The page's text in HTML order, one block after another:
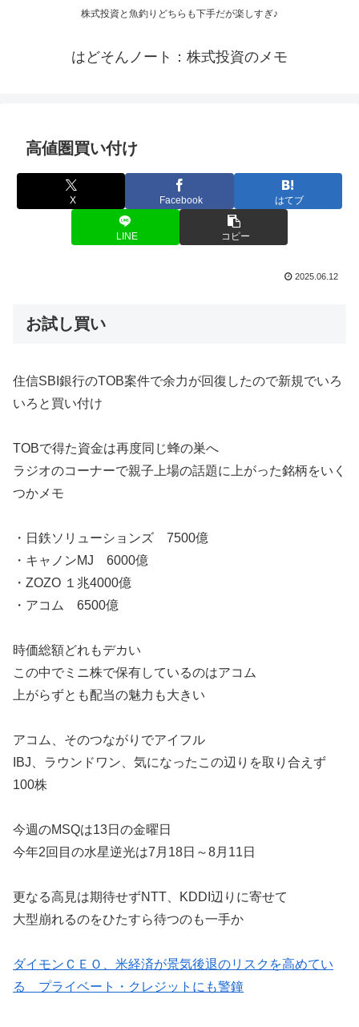
株式投資と魚釣りどちらも下手だが楽しすぎ♪
はどそんノート：株式投資のメモ
高値圏買い付け
X Facebook はてブ
LINE コピー
2025.06.12
お試し買い
住信SBI銀行のTOB案件で余力が回復したので新規でいろ
いろと買い付け
TOBで得た資金は再度同じ蜂の巣へ
ラジオのコーナーで親子上場の話題に上がった銘柄をいく
つかメモ
・日鉄ソリューションズ 7500億
・キャノンMJ 6000億
・ZOZO １兆4000億
・アコム 6500億
時価総額どれもデカい
この中でミニ株で保有しているのはアコム
上がらずとも配当の魅力も大きい
アコム、そのつながりでアイフル
IBJ、ラウンドワン、気になったこの辺りを取り合えず
100株
今週のMSQは13日の金曜日
今年2回目の水星逆光は7月18日～8月11日
更なる高見は期待せずNTT、KDDI辺りに寄せて
大型崩れるのをひたすら待つのも一手か
ダイモンＣＥＯ、米経済が景気後退のリスクを高めてい
る プライベート・クレジットにも警鐘